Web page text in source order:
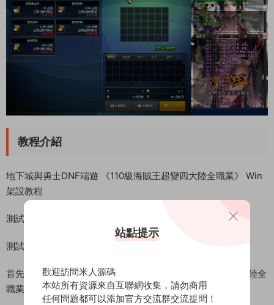
教程介紹
地下城與勇士DNF端遊 《110級海賊王超變四大陸全職業》 Win
架設教程
測試系統：Centos 7.6
測試IP：192.168.2.166 （外網架設和局網架設方法一樣）
首先進入我們官網：MiR6.com 搜索《110級海賊王超變四大陸全
職業》下載好服務端，我這裏已事先下載好了
站點提示
歡迎訪問米人源碼
本站所有資源來自互聯網收集，請勿商用
任何問題都可以添加官方交流群交流提問！